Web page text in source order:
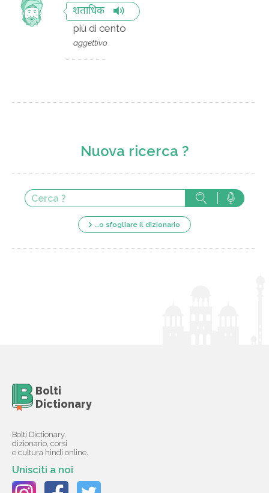
शताधिक
più di cento
aggettivo
Nuova ricerca ?
…o sfogliare il dizionario
Bolti
Dictionary
Bolti Dictionary,
dizionario, corsi
e cultura hindi online.
Unisciti a noi